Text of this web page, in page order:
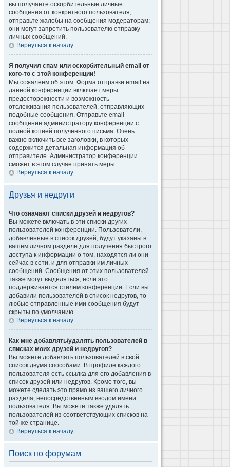
вы получаете оскорбительные личные
сообщения от конкретного пользователя,
отправьте жалобы на сообщения модераторам;
они могут запретить пользователю отправку
личных сообщений.
Вернуться к началу
Я получил спам или оскорбительный email от
кого-то с этой конференции!
Мы сожалеем об этом. Форма отправки email на
данной конференции включает меры
предосторожности и возможность
отслеживания пользователей, отправляющих
подобные сообщения. Отправьте email-
сообщение администратору конференции с
полной копией полученного письма. Очень
важно включить все заголовки, в которых
содержится детальная информация об
отправителе. Администратор конференции
сможет в этом случае принять меры.
Вернуться к началу
Друзья и недруги
Что означают списки друзей и недругов?
Вы можете включать в эти списки других
пользователей конференции. Пользователи,
добавленные в список друзей, будут указаны в
вашем личном разделе для получения быстрого
доступа к информации о том, находятся ли они
сейчас в сети, и для отправки им личных
сообщений. Сообщения от этих пользователей
также могут выделяться, если это
поддерживается стилем конференции. Если вы
добавили пользователей в список недругов, то
любые отправленные ими сообщения будут
скрыты по умолчанию.
Вернуться к началу
Как мне добавлять/удалять пользователей в
списках моих друзей и недругов?
Вы можете добавлять пользователей в свой
список двумя способами. В профиле каждого
пользователя есть ссылка для его добавления в
список друзей или недругов. Кроме того, вы
можете сделать это прямо из вашего личного
раздела, непосредственным вводом имени
пользователя. Вы можете также удалять
пользователей из соответствующих списков на
той же странице.
Вернуться к началу
Поиск по форумам